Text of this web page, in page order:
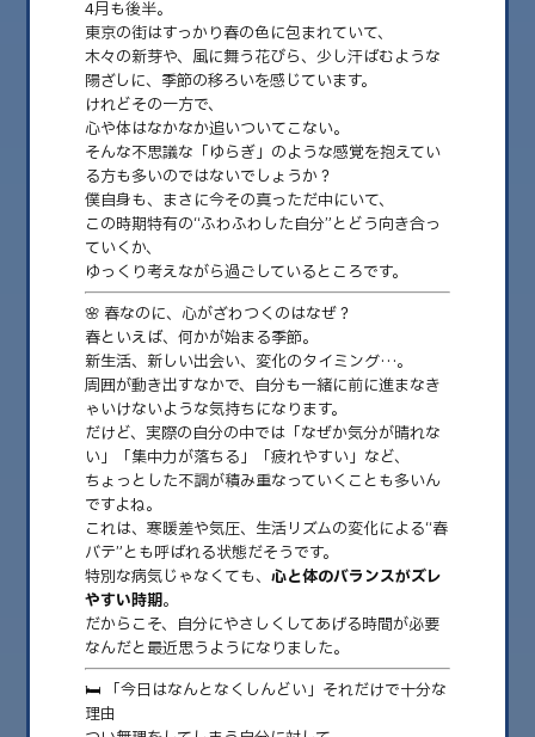
2025.04.21
🌿 春の“ふわふわした自分”も、受け入れていこ
う。
──季節の変わり目にゆらぐ心と、整えなおす時間。 こんにちは、Yama♂で
す。毎週月曜、ブログを更新……
2026.08
2026.07
2026.06
2026.05
4月も後半。
東京の街はすっかり春の色に包まれていて、
木々の新芽や、風に舞う花びら、少し汗ばむような
陽ざしに、季節の移ろいを感じています。
けれどその一方で、
心や体はなかなか追いついてこない。
そんな不思議な「ゆらぎ」のような感覚を抱えてい
る方も多いのではないでしょうか？
僕自身も、まさに今その真っただ中にいて、
この時期特有の“ふわふわした自分”とどう向き合っ
ていくか、
ゆっくり考えながら過ごしているところです。
🌸 春なのに、心がざわつくのはなぜ？
春といえば、何かが始まる季節。
新生活、新しい出会い、変化のタイミング…。
周囲が動き出すなかで、自分も一緒に前に進まなき
ゃいけないような気持ちになります。
だけど、実際の自分の中では「なぜか気分が晴れな
い」「集中力が落ちる」「疲れやすい」など、
ちょっとした不調が積み重なっていくことも多いん
ですよね。
これは、寒暖差や気圧、生活リズムの変化による“春
バテ”とも呼ばれる状態だそうです。
特別な病気じゃなくても、心と体のバランスがズレ
やすい時期。
だからこそ、自分にやさしくしてあげる時間が必要
なんだと最近思うようになりました。
🛏️ 「今日はなんとなくしんどい」それだけで十分な
理由